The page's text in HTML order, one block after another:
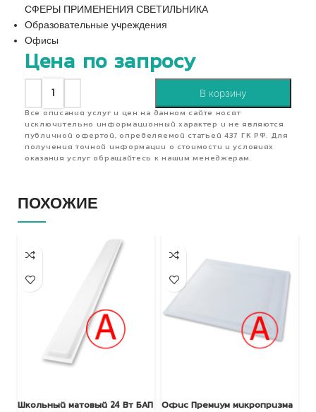
СФЕРЫ ПРИМЕНЕНИЯ СВЕТИЛЬНИКА
Образовательные учреждения
Офисы
Цена по запросу
В корзину
Все описания услуг и цен на данном сайте носят
исключительно информационный характер и не являются
публичной офертой, определяемой статьей 437 ГК РФ. Для
получения точной информации о стоимости и условиях
оказания услуг обращайтесь к нашим менеджерам.
ПОХОЖИЕ
Школьный матовый 24 Вт БАП
Офис Премиум микропризма